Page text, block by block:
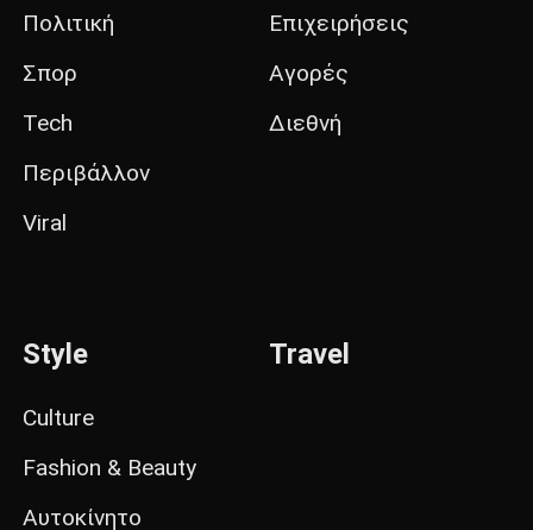
Πολιτική
Σπορ
Tech
Περιβάλλον
Viral
Επιχειρήσεις
Αγορές
Διεθνή
Style
Culture
Fashion & Beauty
Αυτοκίνητο
Travel